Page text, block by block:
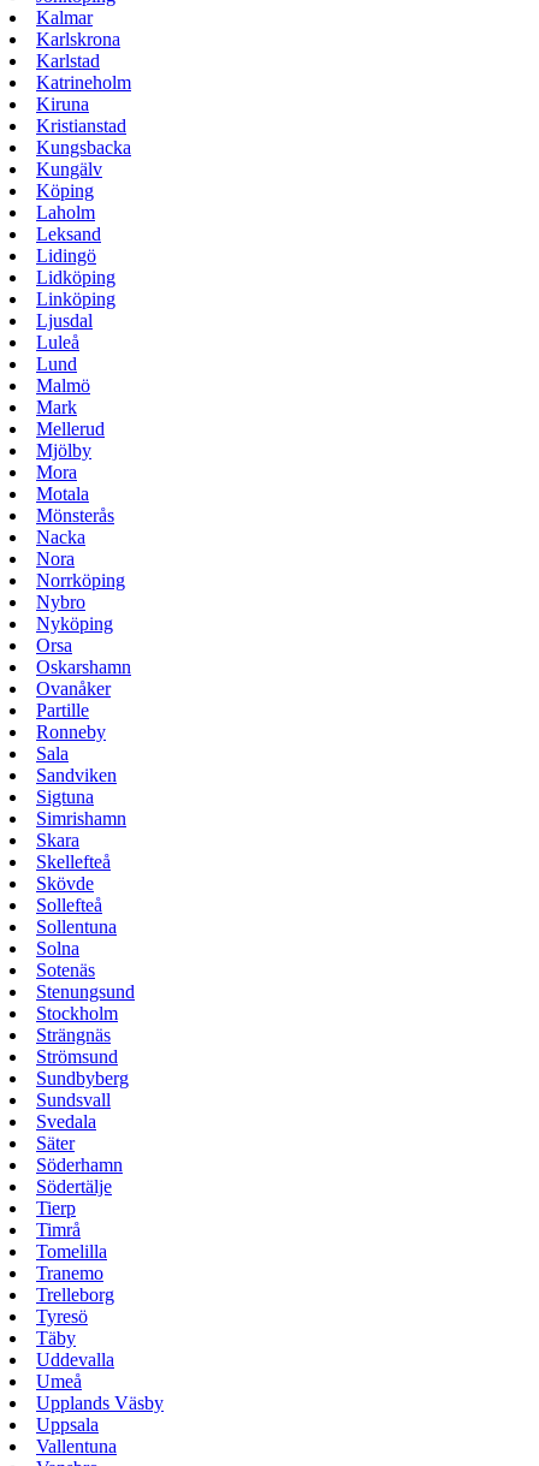
Kalmar
Karlskrona
Karlstad
Katrineholm
Kiruna
Kristianstad
Kungsbacka
Kungälv
Köping
Laholm
Leksand
Lidingö
Lidköping
Linköping
Ljusdal
Luleå
Lund
Malmö
Mark
Mellerud
Mjölby
Mora
Motala
Mönsterås
Nacka
Nora
Norrköping
Nybro
Nyköping
Orsa
Oskarshamn
Ovanåker
Partille
Ronneby
Sala
Sandviken
Sigtuna
Simrishamn
Skara
Skellefteå
Skövde
Sollefteå
Sollentuna
Solna
Sotenäs
Stenungsund
Stockholm
Strängnäs
Strömsund
Sundbyberg
Sundsvall
Svedala
Säter
Söderhamn
Södertälje
Tierp
Timrå
Tomelilla
Tranemo
Trelleborg
Tyresö
Täby
Uddevalla
Umeå
Upplands Väsby
Uppsala
Vallentuna